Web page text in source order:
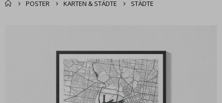
POSTER KARTEN & STÄDTE STÄDTE